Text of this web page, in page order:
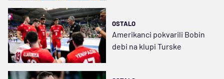
OSTALO
Amerikanci pokvarili Bobin
debi na klupi Turske